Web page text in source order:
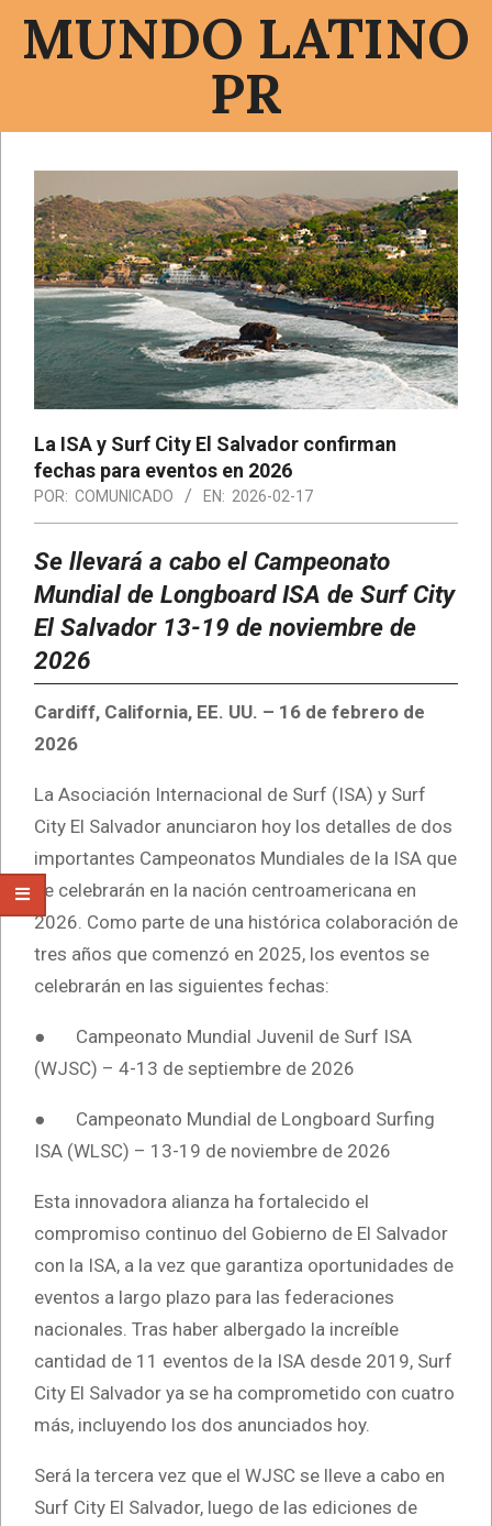
MUNDO LATINO
PR
navegación
principal
La ISA y Surf City El Salvador confirman
fechas para eventos en 2026
POR: COMUNICADO EN: 2026-02-17
Se llevará a cabo el Campeonato
Mundial de Longboard ISA de Surf City
El Salvador 13-19 de noviembre de
2026
Cardiff, California, EE. UU. – 16 de febrero de
2026
La Asociación Internacional de Surf (ISA) y Surf
City El Salvador anunciaron hoy los detalles de dos
importantes Campeonatos Mundiales de la ISA que
se celebrarán en la nación centroamericana en
2026. Como parte de una histórica colaboración de
tres años que comenzó en 2025, los eventos se
celebrarán en las siguientes fechas:
● Campeonato Mundial Juvenil de Surf ISA
(WJSC) – 4-13 de septiembre de 2026
● Campeonato Mundial de Longboard Surfing
ISA (WLSC) – 13-19 de noviembre de 2026
Esta innovadora alianza ha fortalecido el
compromiso continuo del Gobierno de El Salvador
con la ISA, a la vez que garantiza oportunidades de
eventos a largo plazo para las federaciones
nacionales. Tras haber albergado la increíble
cantidad de 11 eventos de la ISA desde 2019, Surf
City El Salvador ya se ha comprometido con cuatro
más, incluyendo los dos anunciados hoy.
Será la tercera vez que el WJSC se lleve a cabo en
Surf City El Salvador, luego de las ediciones de